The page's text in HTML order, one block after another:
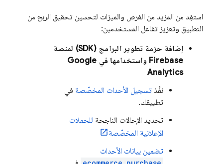
استفِد من المزيد من الفرص والميزات لتحسين تحقيق الربح من
التطبيق وتعزيز تفاعل المستخدمين:
إضافة حزمة تطوير البرامج (SDK) لمنصة
Firebase واستخدامها في
Google
Analytics
نفِّذ تسجيل الأحداث المخصّصة في
تطبيقك.
تحديد الإحالات الناجحة للحملات
الإعلانية المخصّصة
تضمين بيانات الأحداث